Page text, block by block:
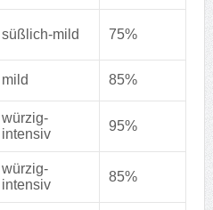
süßlich-mild 75%
mild 85%
würzig-
intensiv
95%
würzig-
intensiv
85%